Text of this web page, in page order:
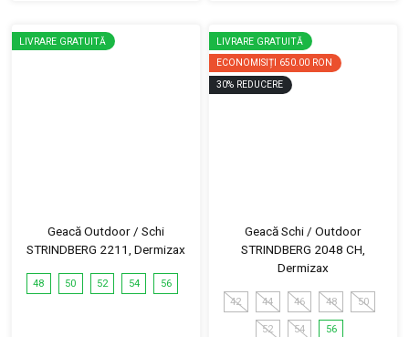
LIVRARE GRATUITĂ
Geacă Outdoor / Schi
STRINDBERG 2211, Dermizax
48 50 52 54 56
LIVRARE GRATUITĂ
ECONOMISIȚI 650.00 RON
30% REDUCERE
Geacă Schi / Outdoor
STRINDBERG 2048 CH,
Dermizax
42 44 46 48 50
52 54 56